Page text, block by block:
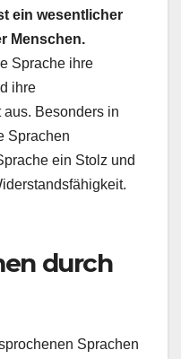
ein wesentlicher
Menschen.
Sprache ihre
ihre
Besonders in
Sprachen
ein Stolz und
durch
Sprachen